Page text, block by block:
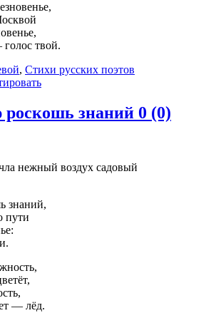
твой.
, Стихи русских поэтов
роскошь знаний 0 (0)
нежный воздух садовый
знаний,
пути
— лёд.